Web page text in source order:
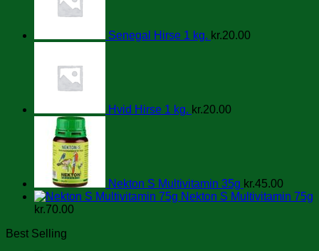
Senegal Hirse 1 kg. kr.20.00
Hvid Hirse 1 kg. kr.20.00
Nekton S Multivitamin 35g kr.45.00
Nekton S Multivitamin 75g
kr.70.00
Best Selling